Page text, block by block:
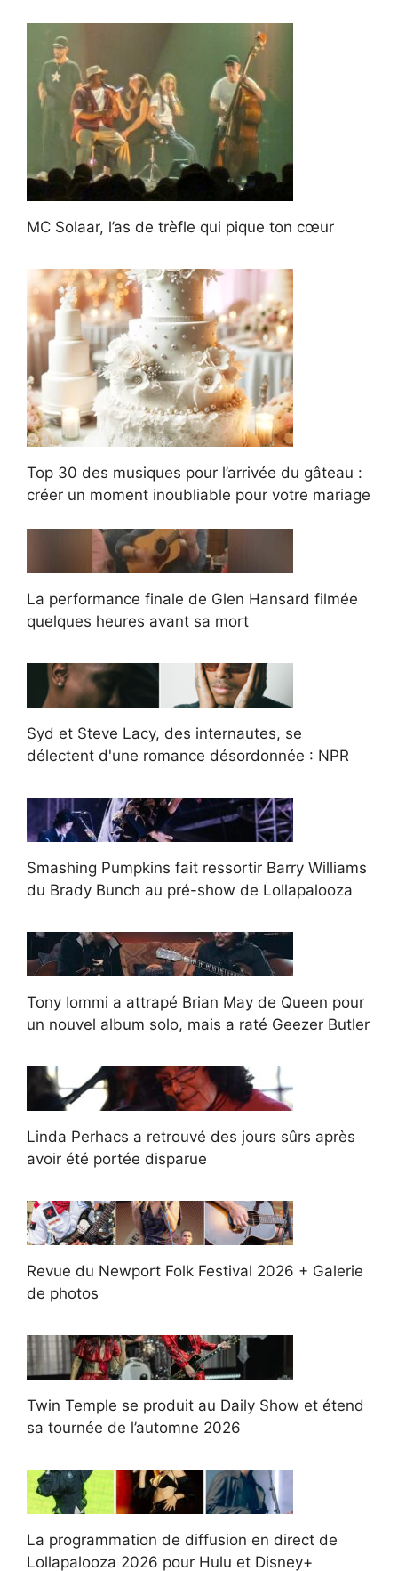
MC Solaar, l’as de trèfle qui pique ton cœur
Top 30 des musiques pour l’arrivée du gâteau :
créer un moment inoubliable pour votre mariage
La performance finale de Glen Hansard filmée
quelques heures avant sa mort
Syd et Steve Lacy, des internautes, se
délectent d'une romance désordonnée : NPR
Smashing Pumpkins fait ressortir Barry Williams
du Brady Bunch au pré-show de Lollapalooza
Tony Iommi a attrapé Brian May de Queen pour
un nouvel album solo, mais a raté Geezer Butler
Linda Perhacs a retrouvé des jours sûrs après
avoir été portée disparue
Revue du Newport Folk Festival 2026 + Galerie
de photos
Twin Temple se produit au Daily Show et étend
sa tournée de l’automne 2026
La programmation de diffusion en direct de
Lollapalooza 2026 pour Hulu et Disney+